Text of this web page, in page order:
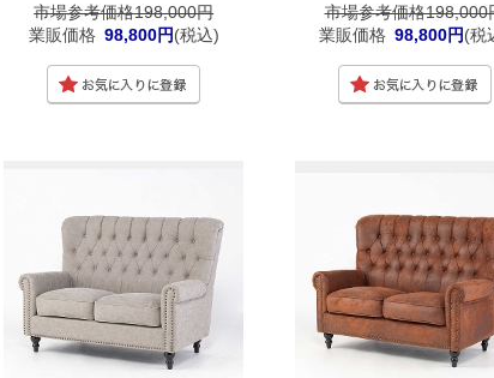
市場参考価格198,000円
業販価格 98,800円(税込)
市場参考価格198,000
業販価格 98,800円(税